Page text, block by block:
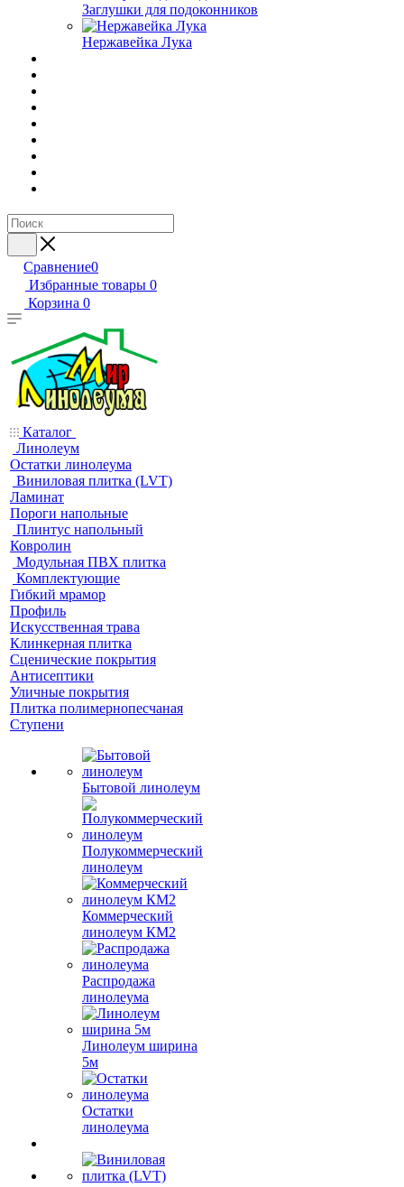
Заглушки для подоконников
Нержавейка Лука
Сравнение0
Избранные товары 0
Корзина 0
Каталог
Линолеум
Остатки линолеума
Виниловая плитка (LVT)
Ламинат
Пороги напольные
Плинтус напольный
Ковролин
Модульная ПВХ плитка
Комплектующие
Гибкий мрамор
Профиль
Искусственная трава
Клинкерная плитка
Сценические покрытия
Антисептики
Уличные покрытия
Плитка полимернопесчаная
Ступени
Бытовой линолеум
Полукоммерческий
линолеум
Коммерческий
линолеум КМ2
Распродажа
линолеума
Линолеум ширина
5м
Остатки
линолеума